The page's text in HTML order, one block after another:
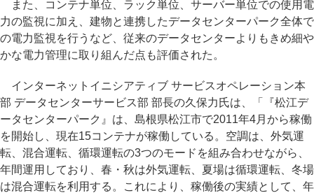
また、コンテナ単位、ラック単位、サーバー単位での使用電
力の監視に加え、建物と連携したデータセンターパーク全体で
の電力監視を行うなど、従来のデータセンターよりもきめ細や
かな電力管理に取り組んだ点も評価された。
インターネットイニシアティブ サービスオペレーション本
部 データセンターサービス部 部長の久保力氏は、「『松江デ
ータセンターパーク』は、島根県松江市で2011年4月から稼働
を開始し、現在15コンテナが稼働している。空調は、外気運
転、混合運転、循環運転の3つのモードを組み合わせながら、
年間運用しており、春・秋は外気運転、夏場は循環運転、冬場
は混合運転を利用する。これにより、稼働後の実績として、年